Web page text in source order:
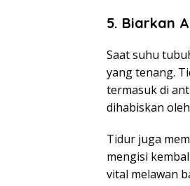
5. Biarkan
Saat suhu
yang tenang.
termasuk di
dihabiskan
Tidur juga
mengisi
vital melawan